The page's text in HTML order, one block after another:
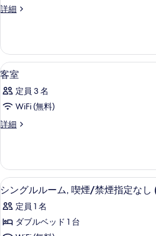
写
表
示
す
る
べ
の
写
真
を
表
示
詳細
客
細
客
室
の
べ
の
写
真
を
表
アイ
1
客室
定員 3 名
WiFi (無料)
詳細
客
細
シ
ン
グ
ル
アイ
1
シングルルーム, 喫煙/禁煙指定なし
定員 1 名
ダブルベッド 1 台